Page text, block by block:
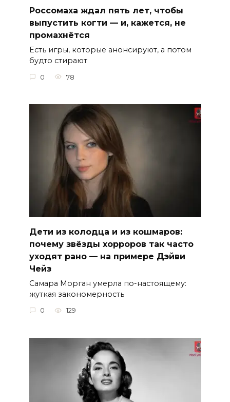
Россомаха ждал пять лет, чтобы
выпустить когти — и, кажется, не
промахнётся
Есть игры, которые анонсируют, а потом
будто стирают
0 78
Дети из колодца и из кошмаров:
почему звёзды хорроров так часто
уходят рано — на примере Дэйви
Чейз
Самара Морган умерла по-настоящему:
жуткая закономерность
0 129